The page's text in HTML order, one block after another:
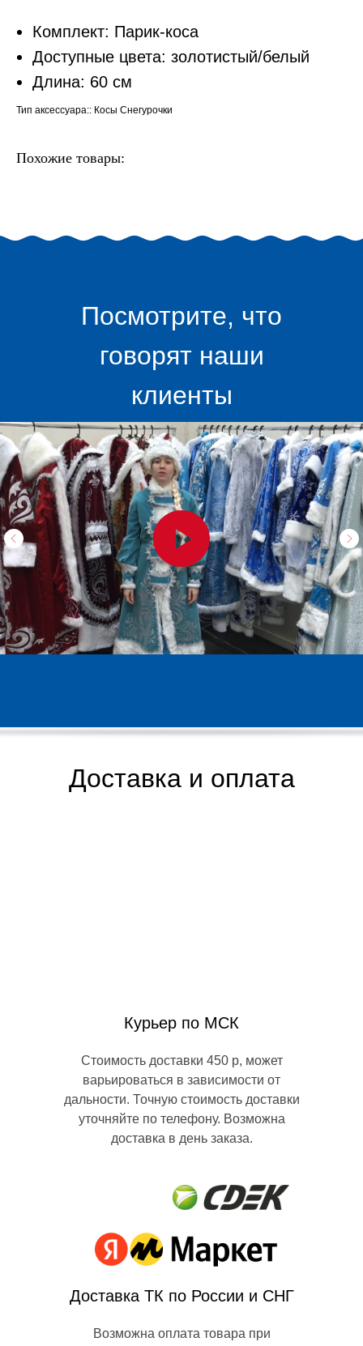
Комплект: Парик-коса
Доступные цвета: золотистый/белый
Длина: 60 см
Тип аксессуара:: Косы Снегурочки
Похожие товары:
Посмотрите, что
говорят наши
клиенты
Доставка и оплата
Курьер по МСК
Стоимость доставки 450 р, может
варьироваться в зависимости от
дальности. Точную стоимость доставки
уточняйте по телефону. Возможна
доставка в день заказа.
Доставка ТК по России и СНГ
Возможна оплата товара при